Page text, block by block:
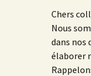
Chers
Nous
dans nos
élaborer